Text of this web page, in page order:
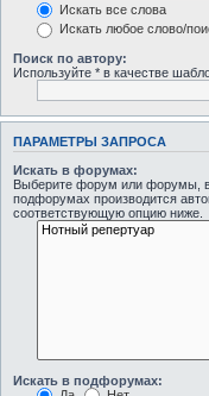
Искать все слова
Искать любое слово/
Поиск по автору:
Используйте * в качестве
ПАРАМЕТРЫ ЗАПРОСА
Искать в форумах:
Выберите форум или форумы, в
подфорумах производится
соответствующую опцию ниже.
Искать в подфорумах: